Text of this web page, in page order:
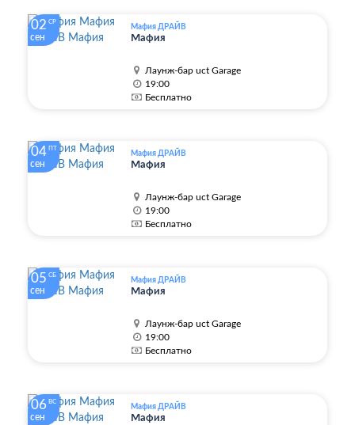
02 СР
сен
Мафия ДРАЙВ
Мафия
Лаунж-бар uct Garage
19:00
Бесплатно
04 ПТ
сен
Мафия ДРАЙВ
Мафия
Лаунж-бар uct Garage
19:00
Бесплатно
05 СБ
сен
Мафия ДРАЙВ
Мафия
Лаунж-бар uct Garage
19:00
Бесплатно
06 ВС
сен
Мафия ДРАЙВ
Мафия